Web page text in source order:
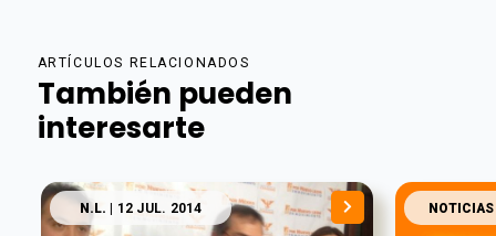
ARTÍCULOS RELACIONADOS
También pueden
interesarte
N.L. | 12 JUL. 2014 NOTICIAS